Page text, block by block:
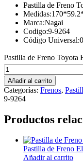
Pastilla de Freno
Marca:Nagai
Codigo:9-9264
Código
Pastilla de Freno Toyota
Añadir al carrito
Categorías: Frenos,
9-9264
Productos
Pastilla de Freno
Añadir al carrito